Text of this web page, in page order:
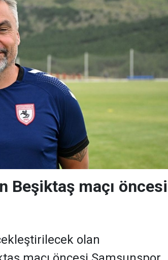
Beşiktaş maçı öncesi
olan